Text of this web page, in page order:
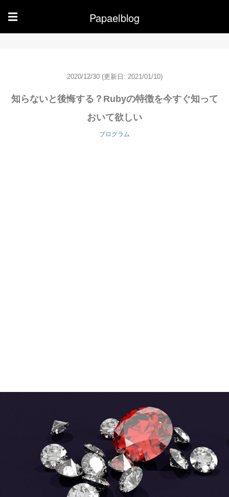
☰ Papaelblog
2020/12/30 (更新日: 2021/01/10)
知らないと後悔する？Rubyの特徴を今すぐ知って
おいて欲しい
プログラム